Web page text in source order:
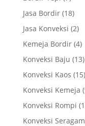
Jasa Bordir(18)
Jasa Konveksi (2)
Kemeja Bordir(4)
Konveksi Baju (13)
Konveksi Kaos (15)
Konveksi Kemeja
Konveksi Rompi
Konveksi Seragam